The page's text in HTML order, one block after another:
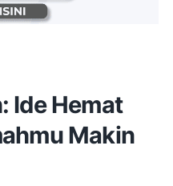
Ide Hemat
Makin